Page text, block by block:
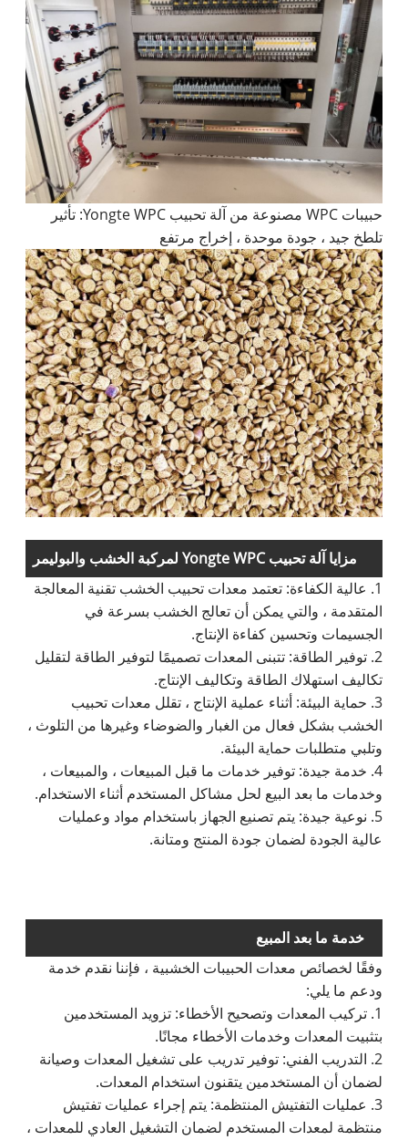
حبيبات WPC مصنوعة من آلة تحبيب Yongte WPC: تأثير
تلطخ جيد ، جودة موحدة ، إخراج مرتفع
مزايا آلة تحبيب Yongte WPC لمركبة الخشب والبوليمر
1. عالية الكفاءة: تعتمد معدات تحبيب الخشب تقنية المعالجة
المتقدمة ، والتي يمكن أن تعالج الخشب بسرعة في
الجسيمات وتحسين كفاءة الإنتاج.
2. توفير الطاقة: تتبنى المعدات تصميمًا لتوفير الطاقة لتقليل
تكاليف استهلاك الطاقة وتكاليف الإنتاج.
3. حماية البيئة: أثناء عملية الإنتاج ، تقلل معدات تحبيب
الخشب بشكل فعال من الغبار والضوضاء وغيرها من التلوث ،
وتلبي متطلبات حماية البيئة.
4. خدمة جيدة: توفير خدمات ما قبل المبيعات ، والمبيعات ،
وخدمات ما بعد البيع لحل مشاكل المستخدم أثناء الاستخدام.
5. نوعية جيدة: يتم تصنيع الجهاز باستخدام مواد وعمليات
عالية الجودة لضمان جودة المنتج ومتانة.
خدمة ما بعد المبيع
وفقًا لخصائص معدات الحبيبات الخشبية ، فإننا نقدم خدمة
ودعم ما يلي:
1. تركيب المعدات وتصحيح الأخطاء: تزويد المستخدمين
بتثبيت المعدات وخدمات الأخطاء مجانًا.
2. التدريب الفني: توفير تدريب على تشغيل المعدات وصيانة
لضمان أن المستخدمين يتقنون استخدام المعدات.
3. عمليات التفتيش المنتظمة: يتم إجراء عمليات تفتيش
منتظمة لمعدات المستخدم لضمان التشغيل العادي للمعدات ،